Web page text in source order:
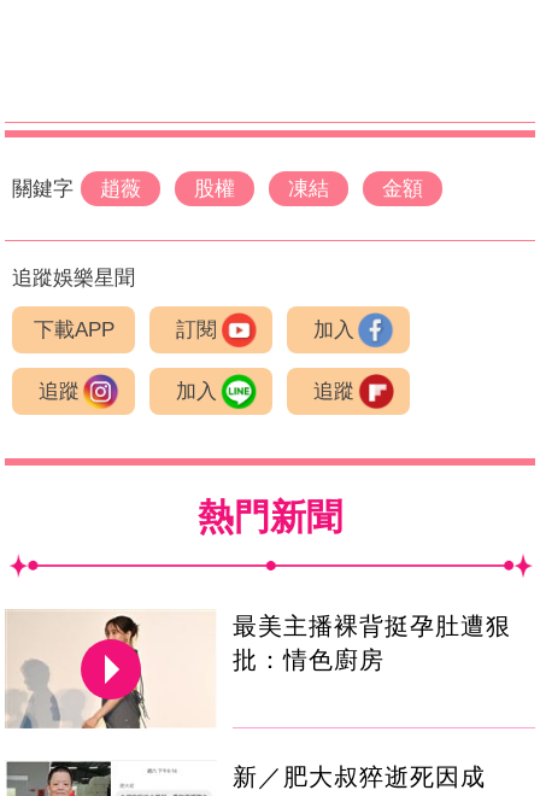
關鍵字 趙薇 股權 凍結 金額
追蹤娛樂星聞
下載APP 訂閱 加入
追蹤 加入 追蹤
熱門新聞
最美主播裸背挺孕肚遭狠
批：情色廚房
新／肥大叔猝逝死因成